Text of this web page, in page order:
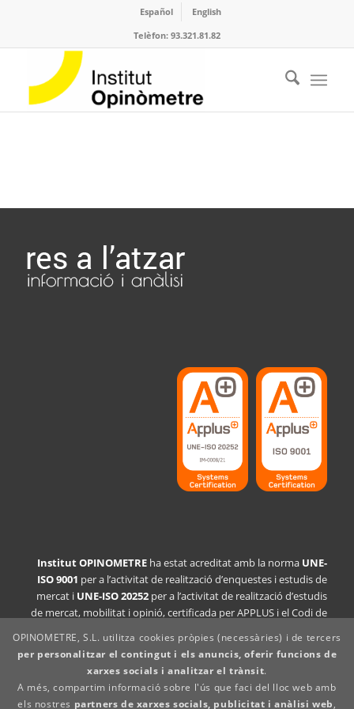
Español
English
Telèfon: 93.321.81.82
Institut OPINOMETRE ha estat acreditat amb la norma UNE-
ISO 9001 per a l’activitat de realització d’enquestes i estudis de
mercat i UNE-ISO 20252 per a l’activitat de realització d’estudis
de mercat, mobilitat i opinió, certificada per APPLUS i el Codi de
Declaració de la política de qualitat
Política de privacitat
OPINOMETRE, S.L. utilitza cookies pròpies (necessàries) i de tercers
per personalitzar el contingut i els anuncis, oferir funcions de
xarxes socials i analitzar el trànsit.
A més, compartim informació sobre l'ús que faci del lloc web amb
els nostres partners de xarxes socials, publicitat i anàlisi web,